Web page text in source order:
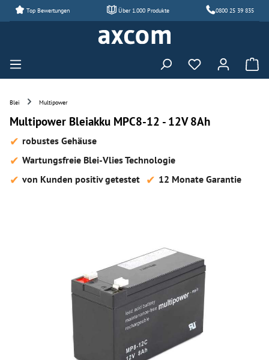
Zum Hauptinhalt springen
Top Bewertungen Über 1.000 Produkte 0800 25 39 835
Du hast 0
Blei Multipower
Multipower Bleiakku MPC8-12 - 12V 8Ah
robustes Gehäuse
Wartungsfreie Blei-Vlies Technologie
von Kunden positiv getestet
12 Monate Garantie